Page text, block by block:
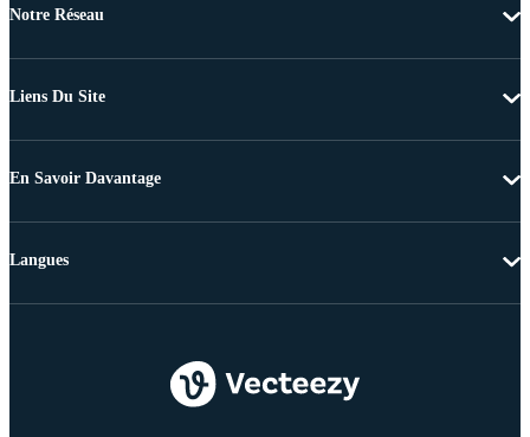
Notre Réseau
Liens Du Site
En Savoir Davantage
Langues